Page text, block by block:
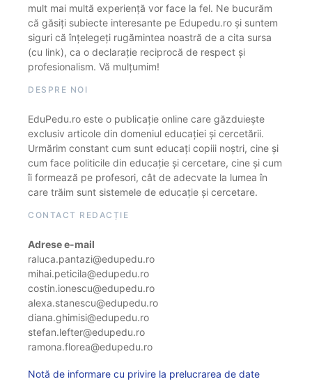
mult mai multă experiență vor face la fel. Ne bucurăm
că găsiți subiecte interesante pe Edupedu.ro și suntem
siguri că înțelegeți rugămintea noastră de a cita sursa
(cu link), ca o declarație reciprocă de respect și
profesionalism. Vă mulțumim!
DESPRE NOI
EduPedu.ro este o publicație online care găzduiește
exclusiv articole din domeniul educației și cercetării.
Urmărim constant cum sunt educați copiii noștri, cine și
cum face politicile din educație și cercetare, cine și cum
îi formează pe profesori, cât de adecvate la lumea în
care trăim sunt sistemele de educație și cercetare.
CONTACT REDACȚIE
Adrese e-mail
raluca.pantazi@edupedu.ro
mihai.peticila@edupedu.ro
costin.ionescu@edupedu.ro
alexa.stanescu@edupedu.ro
diana.ghimisi@edupedu.ro
stefan.lefter@edupedu.ro
ramona.florea@edupedu.ro
Notă de informare cu privire la prelucrarea de date